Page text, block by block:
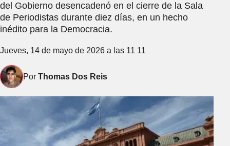
del Gobierno desencadenó en el cierre de la Sala
de Periodistas durante diez días, en un hecho
inédito para la Democracia.
Jueves, 14 de mayo de 2026 a las 11 11
Por Thomas Dos Reis